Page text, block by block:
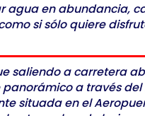
agua en abundancia,
si sólo quiere
saliendo a carretera
a través del
situada en el